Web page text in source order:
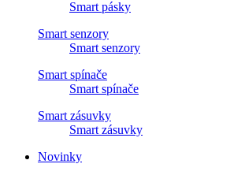
Smart pásky
Smart senzory
Smart senzory
Smart spínače
Smart spínače
Smart zásuvky
Smart zásuvky
Novinky